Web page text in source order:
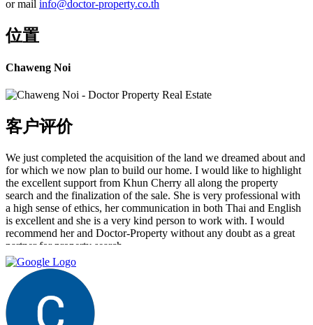
or mail info@doctor-property.co.th
位置
Chaweng Noi
客户评价
We just completed the acquisition of the land we dreamed about and
for which we now plan to build our home. I would like to highlight
the excellent support from Khun Cherry all along the property
search and the finalization of the sale. She is very professional with
a high sense of ethics, her communication in both Thai and English
is excellent and she is a very kind person to work with. I would
recommend her and Doctor-Property without any doubt as a great
partner for property search.